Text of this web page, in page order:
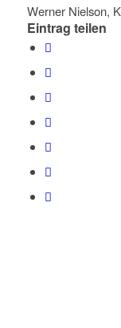
Werner Nielson,
Eintrag teilen